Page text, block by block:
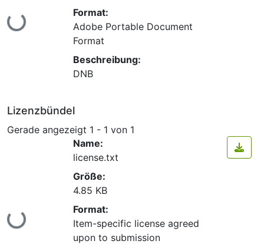
Lade...
Format:
Adobe Portable Document
Format
Beschreibung:
DNB
Lizenzbündel
Gerade angezeigt 1 - 1 von 1
Lade...
Name:
license.txt
Größe:
4.85 KB
Format:
Item-specific license agreed
upon to submission